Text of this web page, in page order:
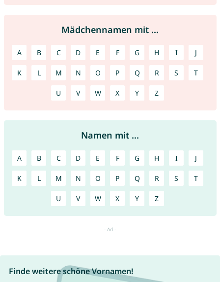
Mädchennamen mit ...
A B C D E F G H I J
K L M N O P Q R S T
U V W X Y Z
Namen mit ...
A B C D E F G H I J
K L M N O P Q R S T
U V W X Y Z
Finde weitere schöne Vornamen!